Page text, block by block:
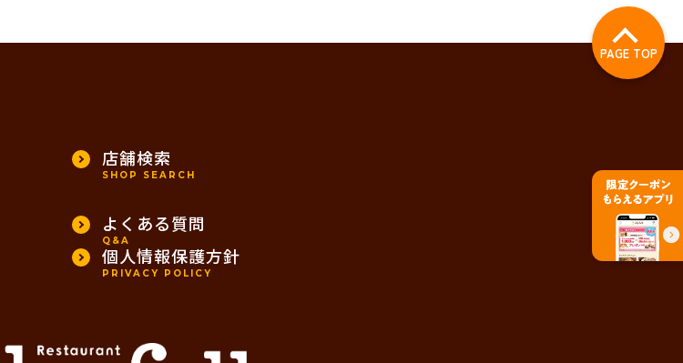
PAGE TOP
店舗検索
SHOP SEARCH
よくある質問
Q&A
個人情報保護方針
PRIVACY POLICY